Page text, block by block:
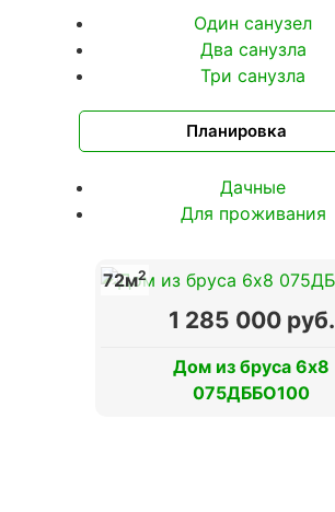
Один санузел
Два санузла
Три санузла
Планировка
Дачные
Для проживания
72м2
1 285 000 руб.
Дом из бруса 6х8
075ДББО100